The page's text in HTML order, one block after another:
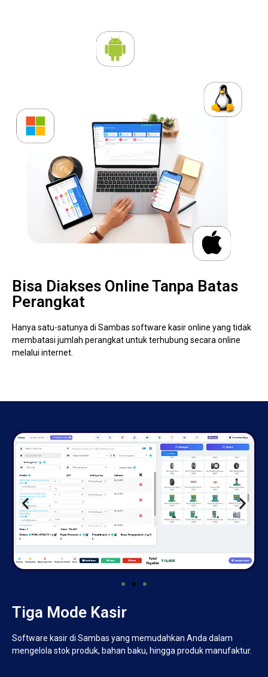
Bisa Diakses Online Tanpa Batas
Perangkat
Hanya satu-satunya di Sambas software kasir online yang tidak
membatasi jumlah perangkat untuk terhubung secara online
melalui internet.
Tiga Mode Kasir
Software kasir di Sambas yang memudahkan Anda dalam
mengelola stok produk, bahan baku, hingga produk manufaktur.